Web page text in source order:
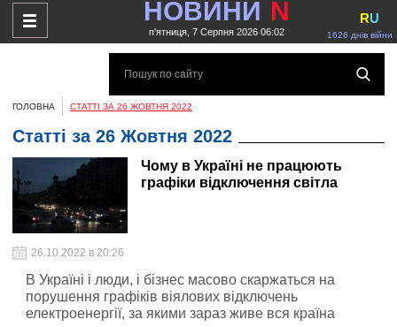
НОВИНИ N
п'ятниця, 7 Серпня 2026 06:02 1626 днів війни
RU
ГОЛОВНА СТАТТІ ЗА 26 ЖОВТНЯ 2022
Статті за 26 Жовтня 2022
Чому в Україні не працюють
графіки відключення світла
26.10.2022 в 20:26
В Україні і люди, і бізнес масово скаржаться на
порушення графіків віялових відключень
електроенергії, за якими зараз живе вся країна